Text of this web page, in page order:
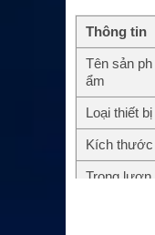
Thông tin
Tên sản ph
ẩm
Loại thiết bị
Kích thước
Trọng lượn